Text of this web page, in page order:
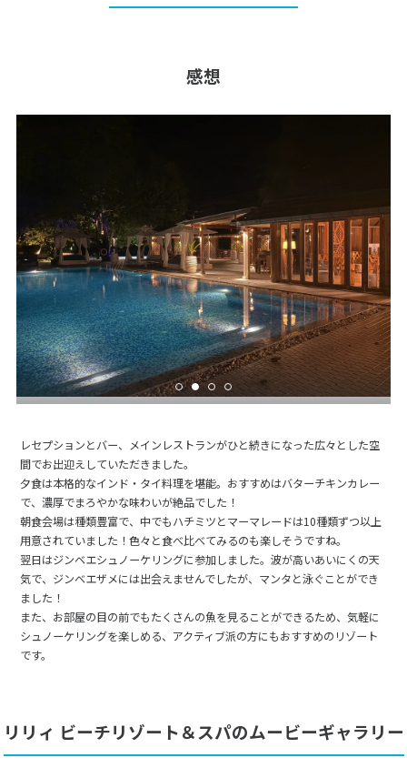
感想
レセプションとバー、メインレストランがひと続きになった広々とした空
間でお出迎えしていただきました。
夕食は本格的なインド・タイ料理を堪能。おすすめはバターチキンカレー
で、濃厚でまろやかな味わいが絶品でした！
朝食会場は種類豊富で、中でもハチミツとマーマレードは10種類ずつ以上
用意されていました！色々と食べ比べてみるのも楽しそうですね。
翌日はジンベエシュノーケリングに参加しました。波が高いあいにくの天
気で、ジンベエザメには出会えませんでしたが、マンタと泳ぐことができ
ました！
また、お部屋の目の前でもたくさんの魚を見ることができるため、気軽に
シュノーケリングを楽しめる、アクティブ派の方にもおすすめのリゾート
です。
リリィ ビーチリゾート＆スパのムービーギャラリー